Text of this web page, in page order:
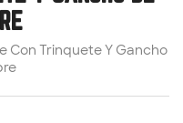
Con Trinquete Y Gancho